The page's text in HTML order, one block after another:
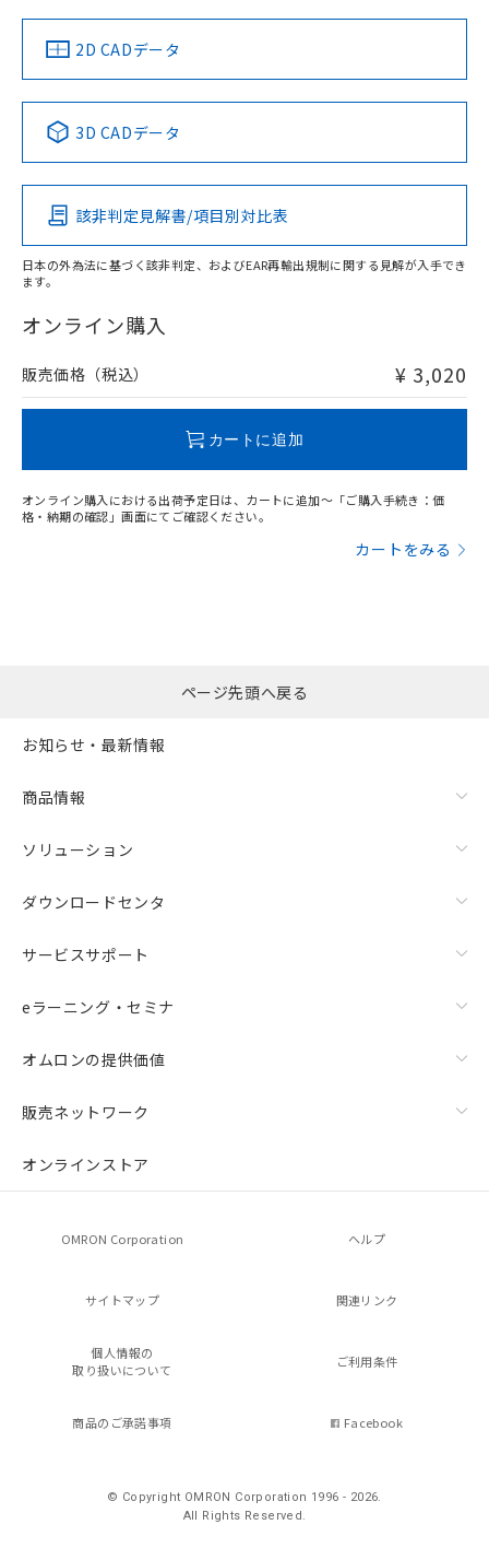
中国 RoHS 注意事項・凡例
Pb Hg Cd Cr(VI)
O
在庫等で未対応品が混在する可能性があります。
問い合わせください。
2D CADデータ
3D CADデータ
該非判定見解書/項目別対比表
日本の外為法に基づく該非判定、およびEAR再輸出規制に関する見解が入手でき
ます。
オンライン購入
販売価格（税込） ¥ 3,020
カートに追加
オンライン購入における出荷予定日は、カートに追加～「ご購入手続き：価
格・納期の確認」画面にてご確認ください。
カートをみる
ページ先頭へ戻る
お知らせ・最新情報
商品情報
ソリューション
ダウンロードセンタ
サービスサポート
eラーニング・セミナ
オムロンの提供価値
販売ネットワーク
オンラインストア
OMRON Corporation ヘルプ
サイトマップ 関連リンク
個人情報の
取り扱いについて
ご利用条件
商品のご承諾事項 Facebook
© Copyright OMRON Corporation 1996 - 2026.
All Rights Reserved.